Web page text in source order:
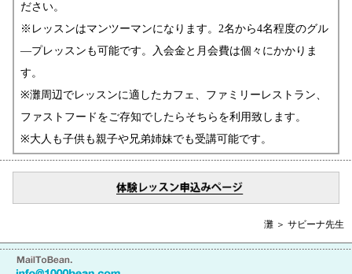
ださい。
※レッスンはマンツーマンになります。2名から4名程度のグル
―プレッスンも可能です。入会金と月会費は個々にかかりま
す。
※灘周辺でレッスンに適したカフェ、ファミリーレストラン、
ファストフードをご存知でしたらそちらを利用致します。
※大人も子供も親子や兄弟姉妹でも受講可能です。
灘 ＞ サビーナ先生